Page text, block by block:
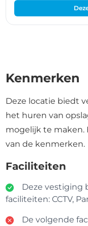
Kenmerken
Deze locatie biedt
het huren van
mogelijk te maken.
van de kenmerken.
Faciliteiten
Deze vestiging
faciliteiten: CCTV,
De volgende